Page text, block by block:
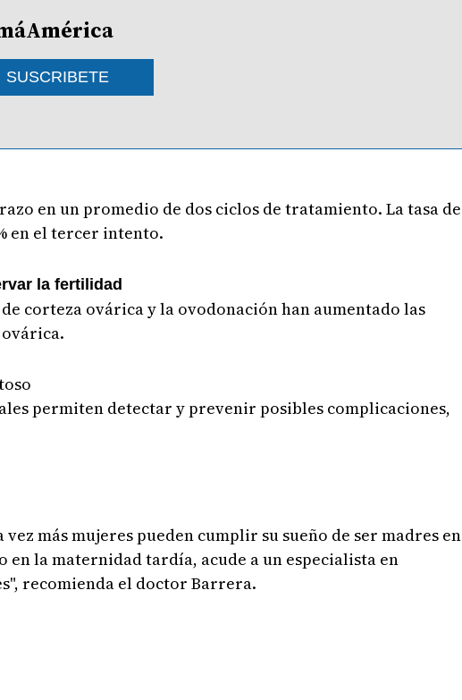
SUSCRIBETE
en un promedio de dos ciclos de tratamiento. La tasa de
en el tercer intento.
la fertilidad
corteza ovárica y la ovodonación han aumentado las
permiten detectar y prevenir posibles complicaciones,
más mujeres pueden cumplir su sueño de ser madres en
en la maternidad tardía, acude a un especialista en
recomienda el doctor Barrera.